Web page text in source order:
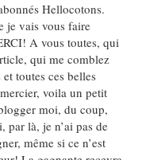
Hellocotons.
je vais vous faire
A vous toutes, qui
qui me comblez
toutes ces belles
voila un petit
moi, du coup,
par là, je n’ai pas de
même si ce n’est